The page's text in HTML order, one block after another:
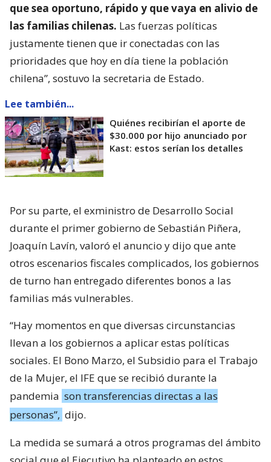
que sea oportuno, rápido y que vaya en alivio de
las familias chilenas. Las fuerzas políticas
justamente tienen que ir conectadas con las
prioridades que hoy en día tiene la población
chilena”, sostuvo la secretaria de Estado.
Lee también...
Quiénes recibirían el aporte de
$30.000 por hijo anunciado por
Kast: estos serían los detalles
Por su parte, el exministro de Desarrollo Social
durante el primer gobierno de Sebastián Piñera,
Joaquín Lavín, valoró el anuncio y dijo que ante
otros escenarios fiscales complicados, los gobiernos
de turno han entregado diferentes bonos a las
familias más vulnerables.
“Hay momentos en que diversas circunstancias
llevan a los gobiernos a aplicar estas políticas
sociales. El Bono Marzo, el Subsidio para el Trabajo
de la Mujer, el IFE que se recibió durante la
pandemia son transferencias directas a las
personas”, dijo.
La medida se sumará a otros programas del ámbito